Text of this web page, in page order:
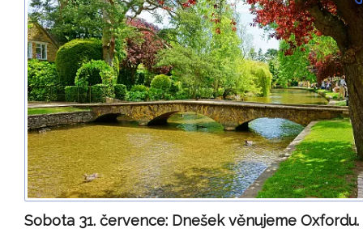
Sobota 31. července: Dnešek věnujeme Oxfordu.